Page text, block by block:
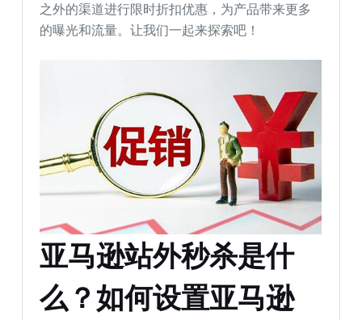
之外的渠道进行限时折扣优惠，为产品带来更多
的曝光和流量。让我们一起来探索吧！
亚马逊站外秒杀是什
么？如何设置亚马逊